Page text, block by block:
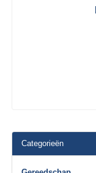
Categorieën